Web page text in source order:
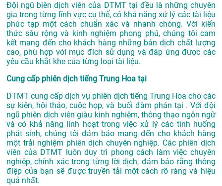
Đội ngũ biên dịch viên của DTMT tại đều là những chuyên
gia trong từng lĩnh vực cụ thể, có khả năng xử lý các tài liệu
phức tạp một cách chuẩn xác và nhanh chóng. Với kiến
thức sâu rộng và kinh nghiệm phong phú, chúng tôi cam
kết mang đến cho khách hàng những bản dịch chất lượng
cao, phù hợp với mục đích sử dụng và đáp ứng được các
yêu cầu khắt khe của từng loại tài liệu.
Cung cấp phiên dịch tiếng Trung Hoa tại
DTMT cung cấp dịch vụ phiên dịch tiếng Trung Hoa cho các
sự kiện, hội thảo, cuộc họp, và buổi đàm phán tại . Với đội
ngũ phiên dịch viên giàu kinh nghiệm, thông thạo ngôn ngữ
và có khả năng linh hoạt trong việc xử lý các tình huống
phát sinh, chúng tôi đảm bảo mang đến cho khách hàng
một trải nghiệm phiên dịch chuyên nghiệp. Các phiên dịch
viên của DTMT luôn duy trì phong cách làm việc chuyên
nghiệp, chính xác trong từng lời dịch, đảm bảo rằng thông
điệp của bạn sẽ được truyền tải một cách rõ ràng và hiệu
quả nhất.